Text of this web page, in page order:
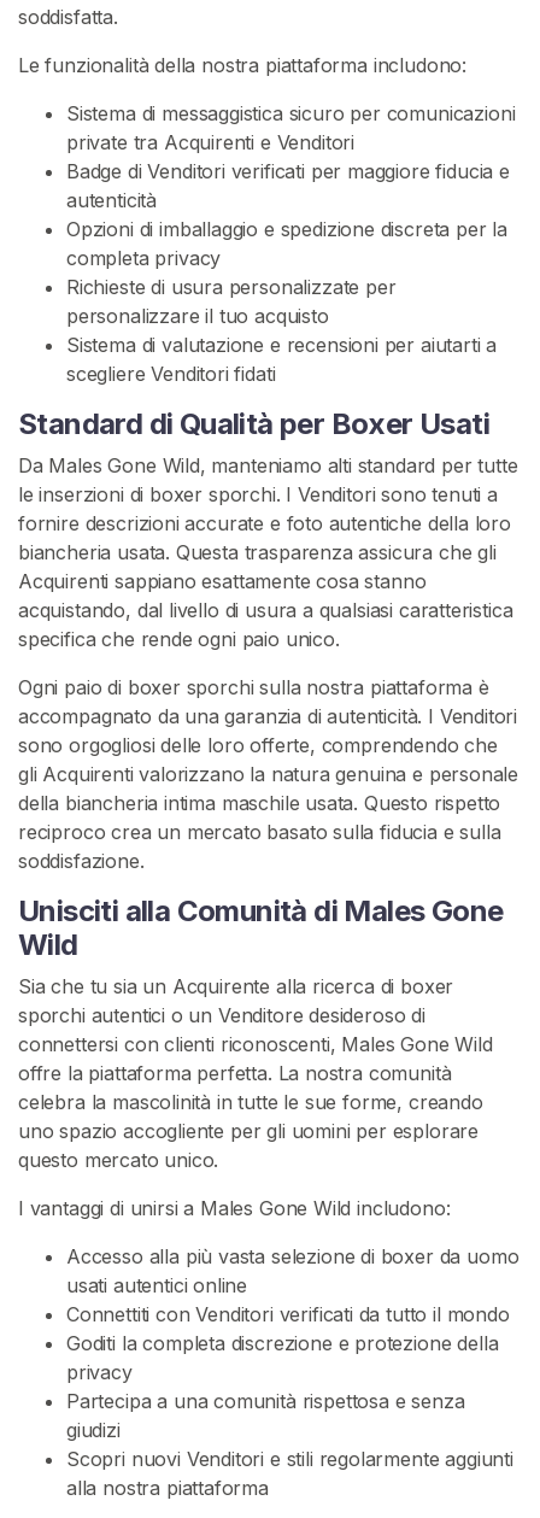
soddisfatta.
Le funzionalità della nostra piattaforma includono:
Sistema di messaggistica sicuro per comunicazioni
private tra Acquirenti e Venditori
Badge di Venditori verificati per maggiore fiducia e
autenticità
Opzioni di imballaggio e spedizione discreta per la
completa privacy
Richieste di usura personalizzate per
personalizzare il tuo acquisto
Sistema di valutazione e recensioni per aiutarti a
scegliere Venditori fidati
Standard di Qualità per Boxer Usati
Da Males Gone Wild, manteniamo alti standard per tutte
le inserzioni di boxer sporchi. I Venditori sono tenuti a
fornire descrizioni accurate e foto autentiche della loro
biancheria usata. Questa trasparenza assicura che gli
Acquirenti sappiano esattamente cosa stanno
acquistando, dal livello di usura a qualsiasi caratteristica
specifica che rende ogni paio unico.
Ogni paio di boxer sporchi sulla nostra piattaforma è
accompagnato da una garanzia di autenticità. I Venditori
sono orgogliosi delle loro offerte, comprendendo che
gli Acquirenti valorizzano la natura genuina e personale
della biancheria intima maschile usata. Questo rispetto
reciproco crea un mercato basato sulla fiducia e sulla
soddisfazione.
Unisciti alla Comunità di Males Gone
Wild
Sia che tu sia un Acquirente alla ricerca di boxer
sporchi autentici o un Venditore desideroso di
connettersi con clienti riconoscenti, Males Gone Wild
offre la piattaforma perfetta. La nostra comunità
celebra la mascolinità in tutte le sue forme, creando
uno spazio accogliente per gli uomini per esplorare
questo mercato unico.
I vantaggi di unirsi a Males Gone Wild includono:
Accesso alla più vasta selezione di boxer da uomo
usati autentici online
Connettiti con Venditori verificati da tutto il mondo
Goditi la completa discrezione e protezione della
privacy
Partecipa a una comunità rispettosa e senza
giudizi
Scopri nuovi Venditori e stili regolarmente aggiunti
alla nostra piattaforma
r
a
S
o
c
M
a
n
d
e
S
p
o
r
h
e
E
x
t
r
F
e
h
e
E
C